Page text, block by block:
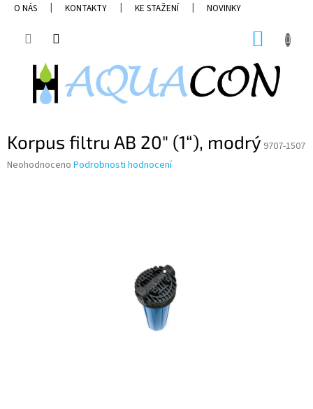
PřejítO NÁS KONTAKTY KE STAŽENÍ NOVINKY
Korpus filtru AB 20" (1“), modrý 9707-1507
Průměrné
Neohodnoceno Podrobnosti hodnocení